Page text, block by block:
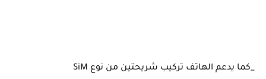
_كما يدعم الهاتف تركيب شريحتين من نوع SiM